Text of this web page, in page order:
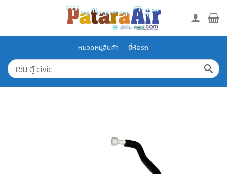
หมวดหมู่สินค้า ยี่ห้อรถ